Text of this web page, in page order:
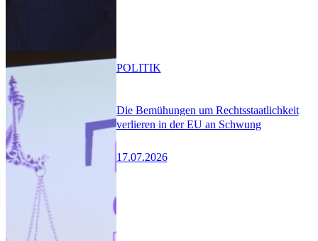
Die Bemühungen um Rechtsstaatlichkeit
verlieren in der EU an Schwung
17.07.2026
POLITIK